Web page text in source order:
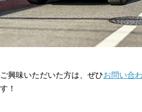
ご興味いただいた方は、ぜひお問い合
す！